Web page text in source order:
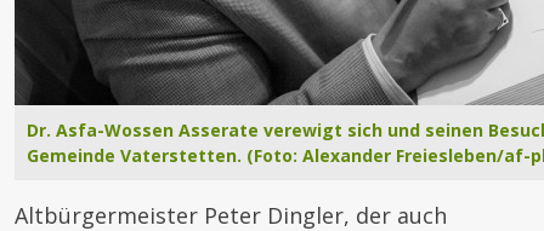
Dr. Asfa-Wossen Asserate verewigt sich und seinen
Gemeinde Vaterstetten. (Foto: Alexander Freiesleben/af-
Altbürgermeister Peter Dingler, der auch